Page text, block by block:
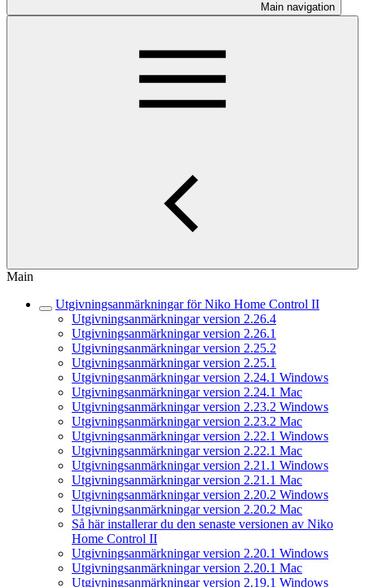
Main navigation
Main
Utgivningsanmärkningar för Niko Home Control II
Utgivningsanmärkningar version 2.26.4
Utgivningsanmärkningar version 2.26.1
Utgivningsanmärkningar version 2.25.2
Utgivningsanmärkningar version 2.25.1
Utgivningsanmärkningar version 2.24.1 Windows
Utgivningsanmärkningar version 2.24.1 Mac
Utgivningsanmärkningar version 2.23.2 Windows
Utgivningsanmärkningar version 2.23.2 Mac
Utgivningsanmärkningar version 2.22.1 Windows
Utgivningsanmärkningar version 2.22.1 Mac
Utgivningsanmärkningar version 2.21.1 Windows
Utgivningsanmärkningar version 2.21.1 Mac
Utgivningsanmärkningar version 2.20.2 Windows
Utgivningsanmärkningar version 2.20.2 Mac
Så här installerar du den senaste versionen av Niko
Home Control II
Utgivningsanmärkningar version 2.20.1 Windows
Utgivningsanmärkningar version 2.20.1 Mac
Utgivningsanmärkningar version 2.19.1 Windows